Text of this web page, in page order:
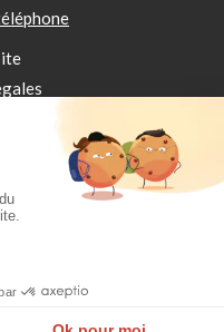
générale, menuiserie
des combles,
combles